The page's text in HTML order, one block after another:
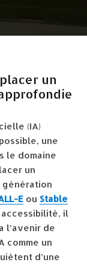
un
(IA)
une
le domaine
un
génération
E ou Stable
il
l’avenir de
comme un
d’une